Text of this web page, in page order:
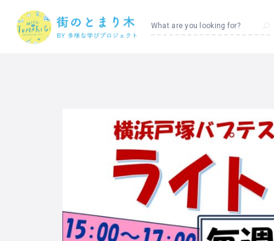
What are you looking for?